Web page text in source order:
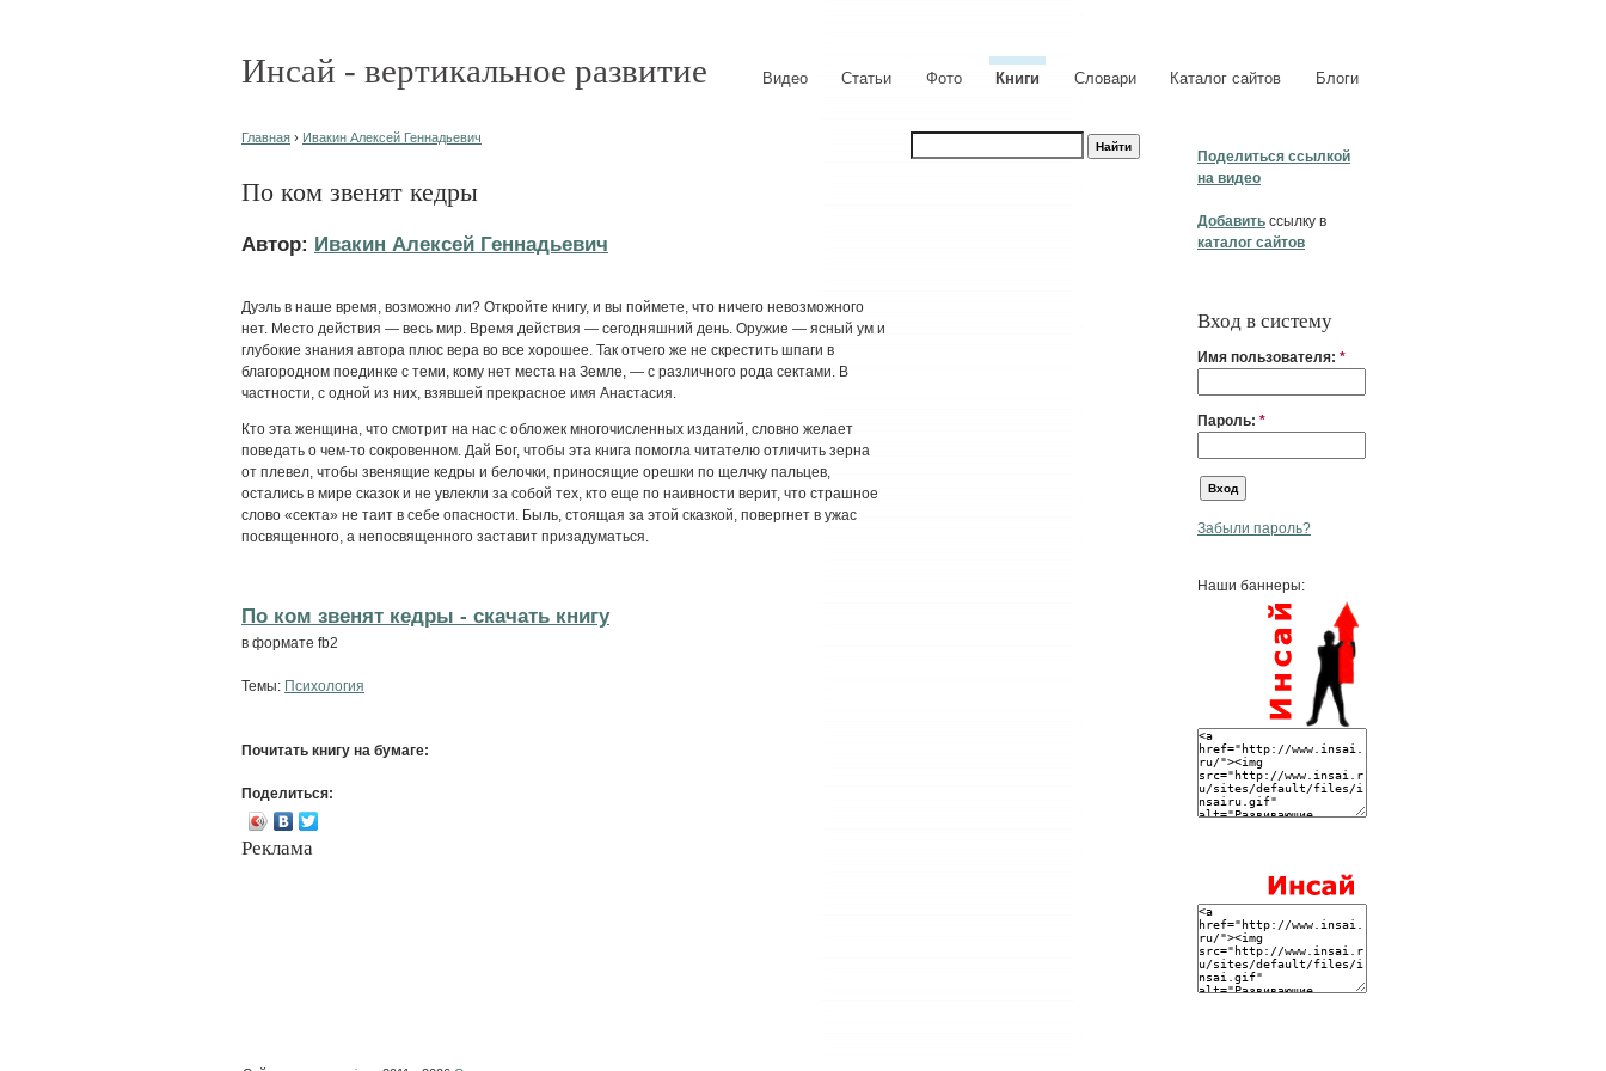
Инсай - вертикальное развитие Видео Статьи Фото Книги Словари Каталог сайтов Блоги
Поделиться ссылкой
на видео
Добавить ссылку в
каталог сайтов
Вход в систему
Имя пользователя: *
Пароль: *
Забыли пароль?
Наши баннеры:
Главная › Ивакин Алексей Геннадьевич
По ком звенят кедры
Автор: Ивакин Алексей Геннадьевич
Дуэль в наше время, возможно ли? Откройте книгу, и вы поймете, что ничего невозможного
нет. Место действия — весь мир. Время действия — сегодняшний день. Оружие — ясный ум и
глубокие знания автора плюс вера во все хорошее. Так отчего же не скрестить шпаги в
благородном поединке с теми, кому нет места на Земле, — с различного рода сектами. В
частности, с одной из них, взявшей прекрасное имя Анастасия.
Кто эта женщина, что смотрит на нас с обложек многочисленных изданий, словно желает
поведать о чем-то сокровенном. Дай Бог, чтобы эта книга помогла читателю отличить зерна
от плевел, чтобы звенящие кедры и белочки, приносящие орешки по щелчку пальцев,
остались в мире сказок и не увлекли за собой тех, кто еще по наивности верит, что страшное
слово «секта» не таит в себе опасности. Быль, стоящая за этой сказкой, повергнет в ужас
посвященного, а непосвященного заставит призадуматься.
По ком звенят кедры - cкачать книгу
в формате fb2
Темы: Психология
Почитать книгу на бумаге:
Поделиться:
Реклама